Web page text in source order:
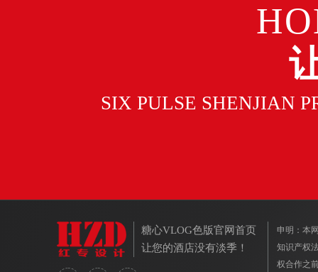
SIX PULSE SHENJIAN
糖心VLOG色版官网首页
让您的酒店没有淡季！
申明
知识产权法
权合作之